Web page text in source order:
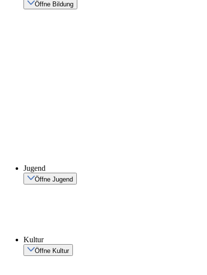
Öffne Bildung
Jugend
Öffne Jugend
Kultur
Öffne Kultur